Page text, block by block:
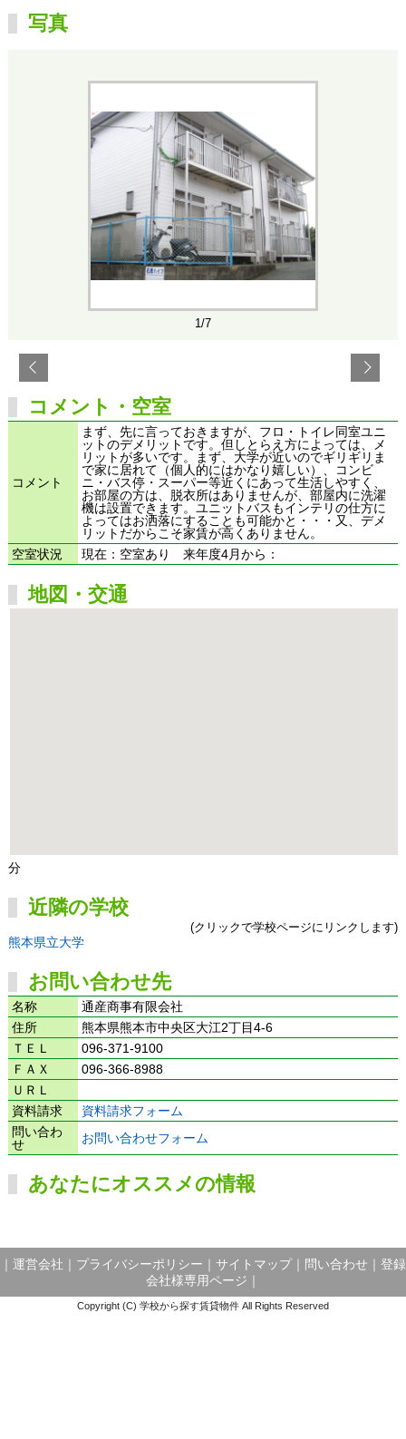
写真
1/7
コメント・空室
コメント
まず、先に言っておきますが、フロ・トイレ同室ユニ
ットのデメリットです。但しとらえ方によっては、メ
リットが多いです。まず、大学が近いのでギリギリま
で家に居れて（個人的にはかなり嬉しい）、コンビ
ニ・バス停・スーパー等近くにあって生活しやすく、
お部屋の方は、脱衣所はありませんが、部屋内に洗濯
機は設置できます。ユニットバスもインテリの仕方に
よってはお洒落にすることも可能かと・・・又、デメ
リットだからこそ家賃が高くありません。
空室状況
現在：空室あり 来年度4月から：
地図・交通
分
近隣の学校
(クリックで学校ページにリンクします)
熊本県立大学
お問い合わせ先
名称
通産商事有限会社
住所
熊本県熊本市中央区大江2丁目4-6
ＴＥＬ
096-371-9100
ＦＡＸ
096-366-8988
ＵＲＬ
資料請求
資料請求フォーム
問い合わ
せ
お問い合わせフォーム
あなたにオススメの情報
運営会社 プライバシーポリシー サイトマップ｜ 問い合わせ
登録
会社様専用ページ
Copyright (C) 学校から探す賃貸物件 All Rights Reserved